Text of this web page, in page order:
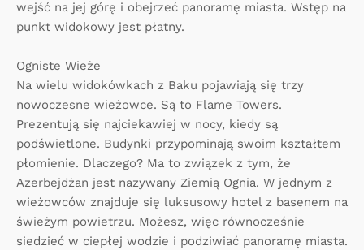
wejść na jej górę i obejrzeć panoramę miasta. Wstęp na
punkt widokowy jest płatny.
Ogniste Wieże
Na wielu widokówkach z Baku pojawiają się trzy
nowoczesne wieżowce. Są to Flame Towers.
Prezentują się najciekawiej w nocy, kiedy są
podświetlone. Budynki przypominają swoim kształtem
płomienie. Dlaczego? Ma to związek z tym, że
Azerbejdżan jest nazywany Ziemią Ognia. W jednym z
wieżowców znajduje się luksusowy hotel z basenem na
świeżym powietrzu. Możesz, więc równocześnie
siedzieć w ciepłej wodzie i podziwiać panoramę miasta.